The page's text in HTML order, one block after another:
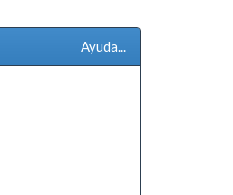
Ayuda...